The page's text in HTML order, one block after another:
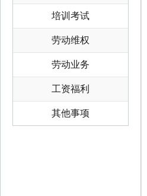
培训考试
劳动维权
劳动业务
工资福利
其他事项